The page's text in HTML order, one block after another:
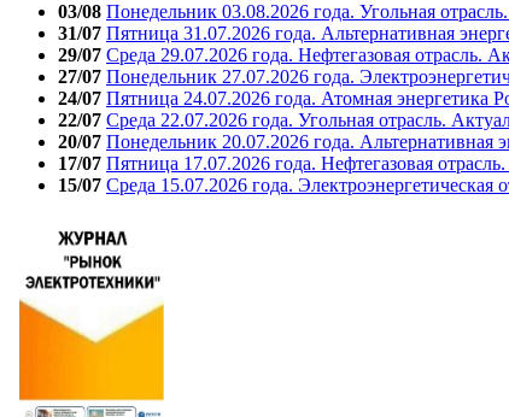
03/08 Понедельник 03.08.2026 года. Угольная
31/07 Пятница 31.07.2026 года. Альтернативная
29/07 Среда 29.07.2026 года. Нефтегазовая отрасль.
27/07 Понедельник 27.07.2026 года.
24/07 Пятница 24.07.2026 года. Атомная энергетика
22/07 Среда 22.07.2026 года. Угольная отрасль.
20/07 Понедельник 20.07.2026 года. Альтернативная
17/07 Пятница 17.07.2026 года. Нефтегазовая
15/07 Среда 15.07.2026 года. Электроэнергетическая